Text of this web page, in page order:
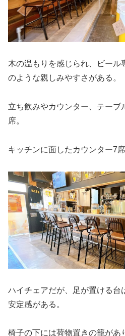
木の温もりを感じられ、ビール
のような親しみやすさがある。
立ち飲みやカウンター、テーブ
席。
キッチンに面したカウンター7席
ハイチェアだが、足が置ける台
安定感がある。
椅子の下には荷物置きの籠があ